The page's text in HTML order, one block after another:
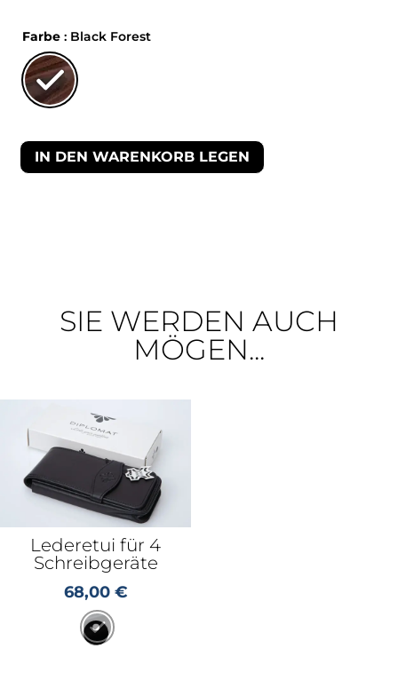
Farbe : Black Forest
IN DEN WARENKORB LEGEN
SIE WERDEN AUCH
MÖGEN...
Lederetui für 4
Schreibgeräte
68,00 €